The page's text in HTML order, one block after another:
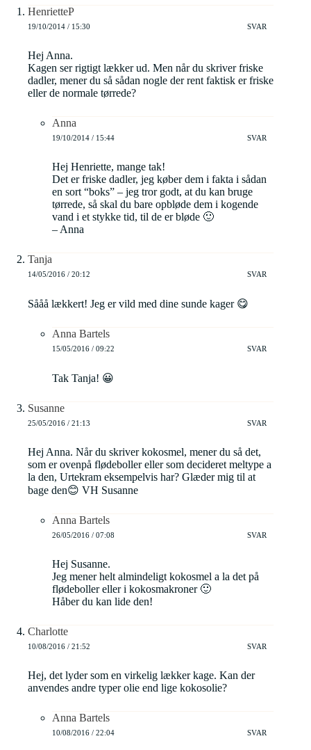
HenrietteP
19/10/2014 / 15:30 SVAR
Hej Anna.
Kagen ser rigtigt lækker ud. Men når du skriver friske
dadler, mener du så sådan nogle der rent faktisk er friske
eller de normale tørrede?
Anna
19/10/2014 / 15:44 SVAR
Hej Henriette, mange tak!
Det er friske dadler, jeg køber dem i fakta i sådan
en sort “boks” – jeg tror godt, at du kan bruge
tørrede, så skal du bare opbløde dem i kogende
vand i et stykke tid, til de er bløde 🙂
– Anna
Tanja
14/05/2016 / 20:12 SVAR
Sååå lækkert! Jeg er vild med dine sunde kager 😋
Anna Bartels
15/05/2016 / 09:22 SVAR
Tak Tanja! 😀
Susanne
25/05/2016 / 21:13 SVAR
Hej Anna. Når du skriver kokosmel, mener du så det,
som er ovenpå flødeboller eller som decideret meltype a
la den, Urtekram eksempelvis har? Glæder mig til at
bage den😊 VH Susanne
Anna Bartels
26/05/2016 / 07:08 SVAR
Hej Susanne.
Jeg mener helt almindeligt kokosmel a la det på
flødeboller eller i kokosmakroner 🙂
Håber du kan lide den!
Charlotte
10/08/2016 / 21:52 SVAR
Hej, det lyder som en virkelig lækker kage. Kan der
anvendes andre typer olie end lige kokosolie?
Anna Bartels
10/08/2016 / 22:04 SVAR